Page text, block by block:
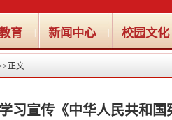
育 新闻中心 校园文化
正文
习宣传《中华人民共和国